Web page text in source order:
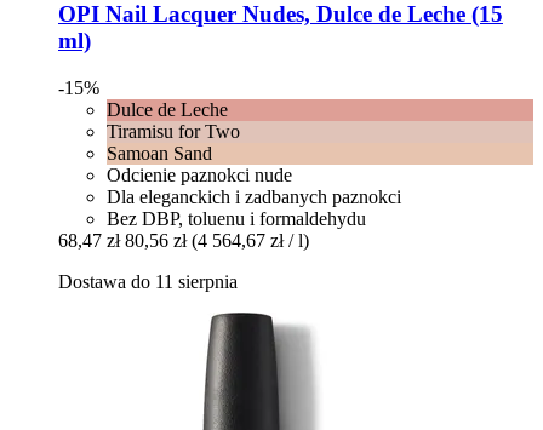
OPI Nail Lacquer Nudes, Dulce de Leche (15
ml)
-15%
Dulce de Leche
Tiramisu for Two
Samoan Sand
Odcienie paznokci nude
Dla eleganckich i zadbanych paznokci
Bez DBP, toluenu i formaldehydu
68,47 zł 80,56 zł (4 564,67 zł / l)
Dostawa do 11 sierpnia